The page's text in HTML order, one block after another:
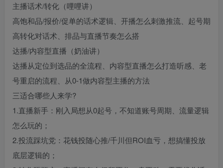
主播话术/转化（哩哩讲）
高饱和品/报价/促单的话术逻辑、开播怎么刺激推流、起号期
高转化对话术、排品与直播节奏怎么搭
达播/内容型直播（奶油讲）
达播从定位到选品的全流程、内容型直播怎么打造听感、老
号重启的流程、从0-1做内容型主播的方法
三适合哪些人来学?
1.直播新手：刚入局想从0起号，不知道账号周期、流量逻辑
怎么玩的；
2.投流踩坑党：花钱投随心推/千川但ROI血亏，想搞懂投放
底层逻辑的；